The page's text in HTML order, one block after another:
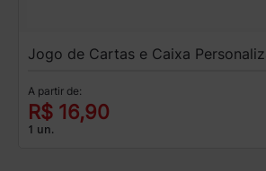
Jogo de Cartas e Caixa
A partir de:
R$ 16,90
1 un.